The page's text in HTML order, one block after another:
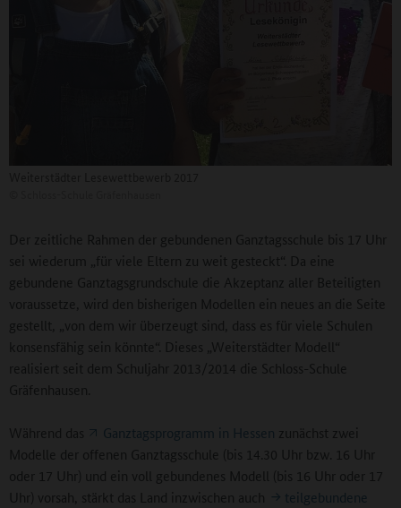
Der zeitliche Rahmen der gebundenen Ganztagsschule bis 17 Uhr
sei wiederum „für viele Eltern zu weit gesteckt“. Da eine
gebundene Ganztagsgrundschule die Akzeptanz aller Beteiligten
voraussetze, wird den bisherigen Modellen ein neues an die Seite
gestellt, „von dem wir überzeugt sind, dass es für viele Schulen
konsensfähig sein könnte“. Dieses „Weiterstädter Modell“
realisiert seit dem Schuljahr 2013/2014 die Schloss-Schule
Gräfenhausen.
Während das Ganztagsprogramm in Hessen zunächst zwei
Modelle der offenen Ganztagsschule (bis 14.30 Uhr bzw. 16 Uhr
oder 17 Uhr) und ein voll gebundenes Modell (bis 16 Uhr oder 17
Uhr) vorsah, stärkt das Land inzwischen auch
teilgebundene